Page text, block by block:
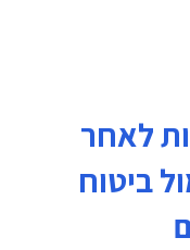
לאחר
ביטוח